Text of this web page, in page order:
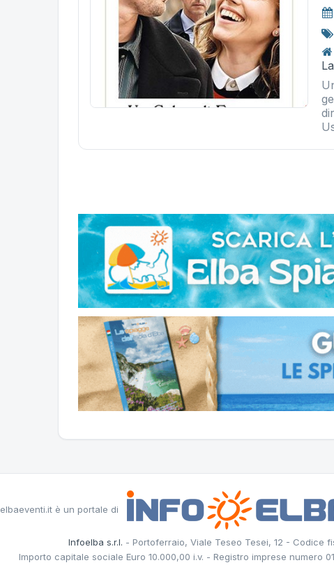
elbaeventi.it è un portale di
Infoelba s.r.l. - Portoferraio, Viale Teseo Tesei, 12 - Codice
Importo capitale sociale Euro 10.000,00 i.v. - Registro imprese numero